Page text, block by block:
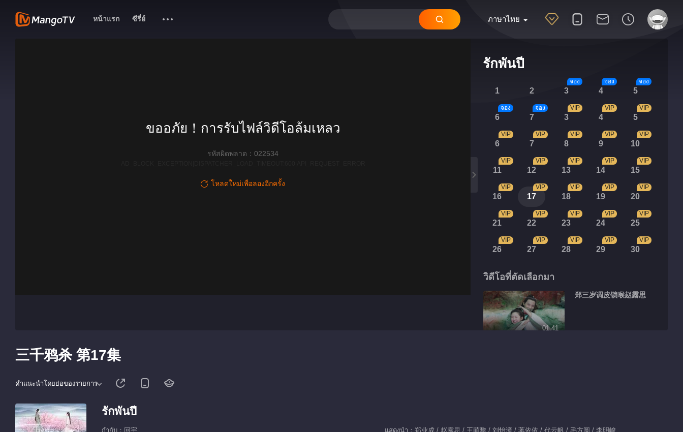
ภาษาไทย
หน้าแรก ซีรี่ย์
รักพันปี
1 2 3
จอง
4
จอง
5
จอง
6
จอง
7
จอง
3
VIP
4
VIP
5
VIP
6
VIP
7
VIP
8
VIP
9
VIP
10
VIP
11
VIP
12
VIP
13
VIP
14
VIP
15
VIP
16
VIP
17
VIP
18
VIP
19
VIP
20
VIP
21
VIP
22
VIP
23
VIP
24
VIP
25
VIP
26
VIP
27
VIP
28
VIP
29
VIP
30
VIP
วิดีโอที่ตัดเลือกมา
01:41
郑三岁调皮锁喉赵露思
ขออภัย！การรับไฟล์วิดีโอล้มเหลว
รหัสผิดพลาด：022534
โหลดใหม่เพื่อลองอีกครั้ง
三千鸦杀 第17集
คำแนะนำโดยย่อของรายการ
รักพันปี
กำกับ：回宇
แสดงนำ：郑业成 / 赵露思 / 王萌黎 / 刘怡潼 / 蒋依依 / 代云帆 / 毛方圆 / 李明峻